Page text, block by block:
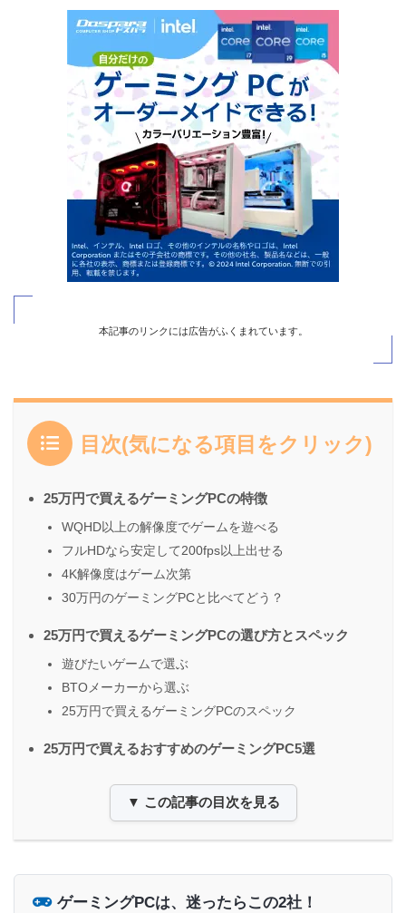
本記事のリンクには広告がふくまれています。
目次(気になる項目をクリック)
25万円で買えるゲーミングPCの特徴
WQHD以上の解像度でゲームを遊べる
フルHDなら安定して200fps以上出せる
4K解像度はゲーム次第
30万円のゲーミングPCと比べてどう？
25万円で買えるゲーミングPCの選び方とスペック
遊びたいゲームで選ぶ
BTOメーカーから選ぶ
25万円で買えるゲーミングPCのスペック
25万円で買えるおすすめのゲーミングPC5選
▼ この記事の目次を見る
ゲーミングPCは、迷ったらこの2社！